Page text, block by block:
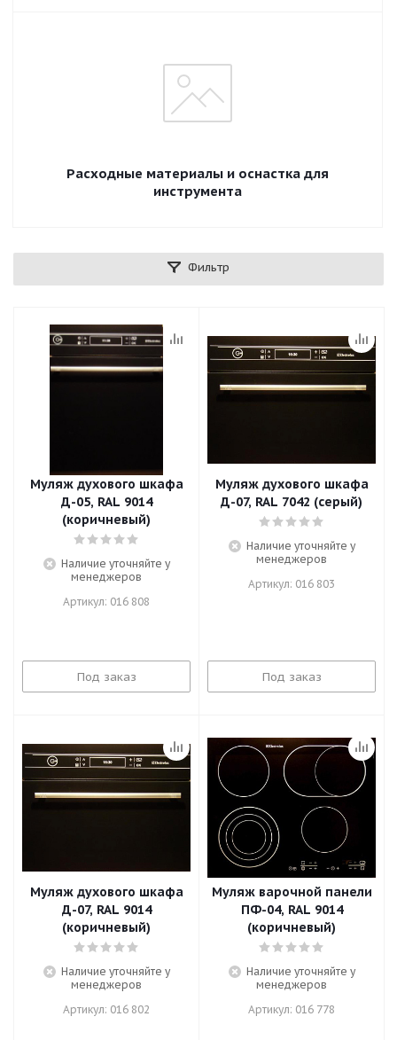
Расходные материалы и оснастка для
инструмента
Фильтр
Муляж духового шкафа
Д-05, RAL 9014
(коричневый)
Наличие уточняйте у
менеджеров
Артикул: 016 808
Под заказ
Муляж духового шкафа
Д-07, RAL 7042 (серый)
Наличие уточняйте у
менеджеров
Артикул: 016 803
Под заказ
Муляж духового шкафа
Д-07, RAL 9014
(коричневый)
Наличие уточняйте у
менеджеров
Артикул: 016 802
Муляж варочной панели
ПФ-04, RAL 9014
(коричневый)
Наличие уточняйте у
менеджеров
Артикул: 016 778